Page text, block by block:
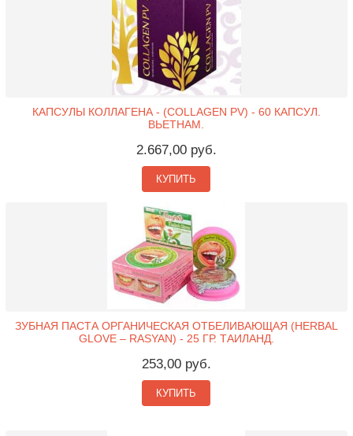
КАПСУЛЫ КОЛЛАГЕНА - (COLLAGEN PV) - 60 КАПСУЛ.
ВЬЕТНАМ.
2.667,00 руб.
КУПИТЬ
ЗУБНАЯ ПАСТА ОРГАНИЧЕСКАЯ ОТБЕЛИВАЮЩАЯ (HERBAL
GLOVE – RASYAN) - 25 ГР. ТАИЛАНД.
253,00 руб.
КУПИТЬ